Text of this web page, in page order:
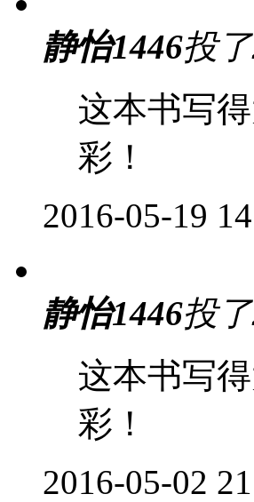
静怡1446投了
这本书写
彩！
2016-05-19
静怡1446投了
这本书写
彩！
2016-05-02